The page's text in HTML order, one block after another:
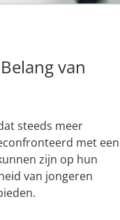
van
steeds meer
met een
zijn op hun
van jongeren